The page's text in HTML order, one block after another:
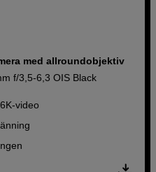
med allroundobjektiv
f/3,5-6,3 OIS Black
video